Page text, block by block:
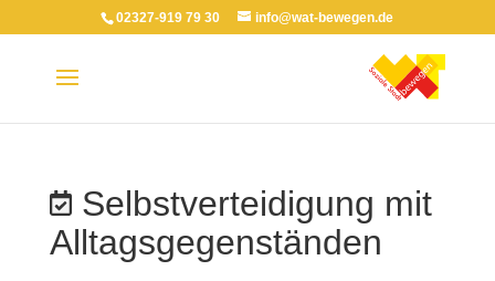
02327-919 79 30 info@wat-bewegen.de
Selbstverteidigung mit
Alltagsgegenständen